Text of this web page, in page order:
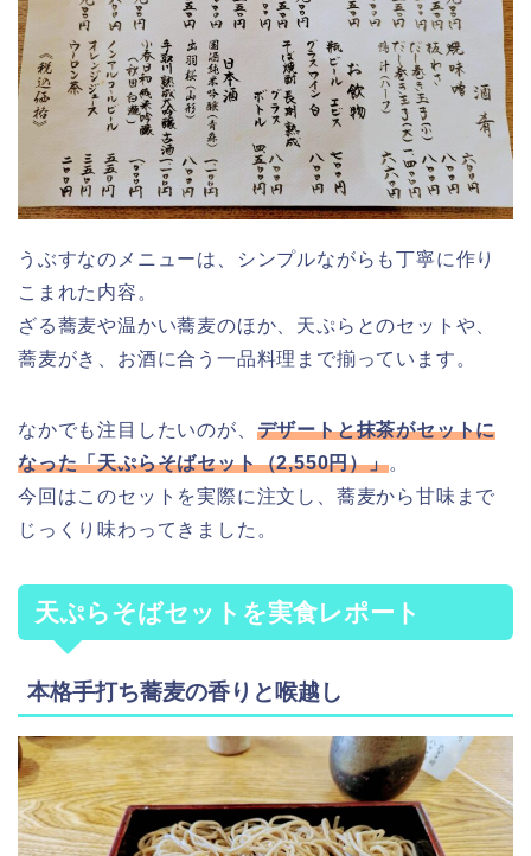
うぶすなのメニューは、シンプルながらも丁寧に作り
こまれた内容。
ざる蕎麦や温かい蕎麦のほか、天ぷらとのセットや、
蕎麦がき、お酒に合う一品料理まで揃っています。
なかでも注目したいのが、 デザートと抹茶がセットに
なった「天ぷらそばセット（2,550円）」。
今回はこのセットを実際に注文し、蕎麦から甘味まで
じっくり味わってきました。
天ぷらそばセットを実食レポート
本格手打ち蕎麦の香りと喉越し